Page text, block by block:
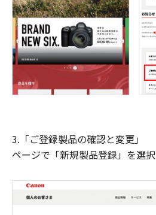
3.「ご登録製品の確認と変更」
ページで「新規製品登録」を選択